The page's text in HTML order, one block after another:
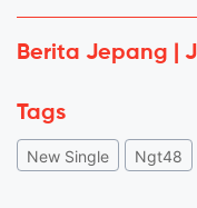
Berita Jepang |
Tags
New Single Ngt48